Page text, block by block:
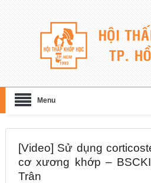
Menu
[Video] Sử dụng
cơ xương khớp –
Trân